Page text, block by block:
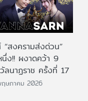
“สงครามส่งด่วน”
ง!! ผงาดคว้า 9
ลนาฏราช ครั้งที่ 17
ษภาคม 2026